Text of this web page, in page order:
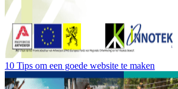
10 Tips om een goede website te maken